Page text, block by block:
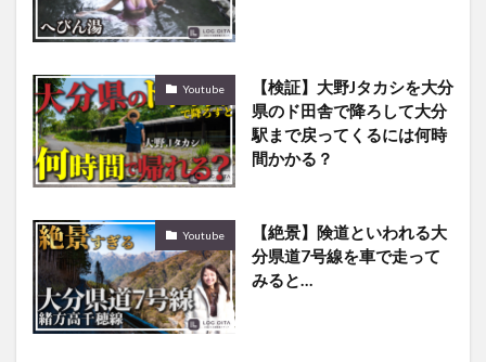
Youtube
【検証】大野Jタカシを大分
県のド田舎で降ろして大分
駅まで戻ってくるには何時
間かかる？
Youtube
【絶景】険道といわれる大
分県道7号線を車で走って
みると…